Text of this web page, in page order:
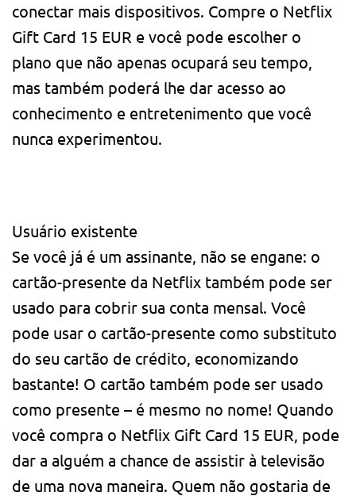
conectar mais dispositivos. Compre o Netflix
Gift Card 15 EUR e você pode escolher o
plano que não apenas ocupará seu tempo,
mas também poderá lhe dar acesso ao
conhecimento e entretenimento que você
nunca experimentou.
Usuário existente
Se você já é um assinante, não se engane: o
cartão-presente da Netflix também pode ser
usado para cobrir sua conta mensal. Você
pode usar o cartão-presente como substituto
do seu cartão de crédito, economizando
bastante! O cartão também pode ser usado
como presente – é mesmo no nome! Quando
você compra o Netflix Gift Card 15 EUR, pode
dar a alguém a chance de assistir à televisão
de uma nova maneira. Quem não gostaria de